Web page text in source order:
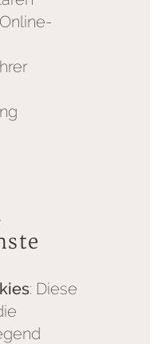
: Diese